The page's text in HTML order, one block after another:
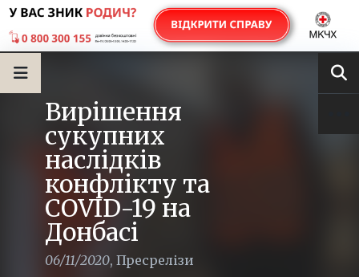
Вирішення
сукупних
наслідків
конфлікту та
COVID-19 на
Донбасі
06/11/2020, Пресрелізи